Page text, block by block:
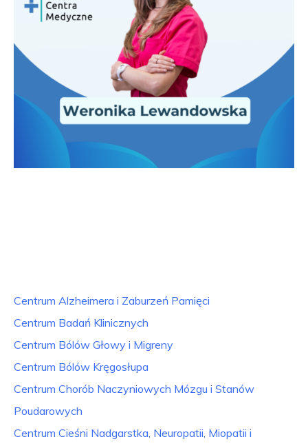
Centrum Alzheimera i Zaburzeń Pamięci
Centrum Badań Klinicznych
Centrum Bólów Głowy i Migreny
Centrum Bólów Kręgosłupa
Centrum Chorób Naczyniowych Mózgu i Stanów
Poudarowych
Centrum Cieśni Nadgarstka, Neuropatii, Miopatii i